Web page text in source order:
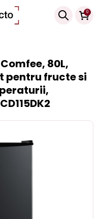
0
Products
search
80L,
pentru fructe si